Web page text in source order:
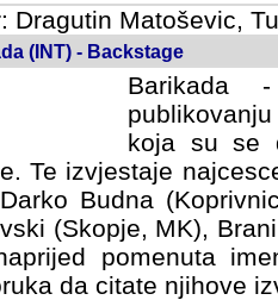
Dragutin Matoševic,
(INT) - Backstage
Barikada
koja su se
Te izvjestaje
Budna
(Skopje, MK),
pomenuta
da citate njihove